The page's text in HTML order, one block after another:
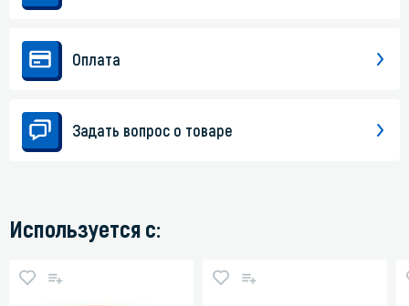
Оплата
Задать вопрос о товаре
Используется с: